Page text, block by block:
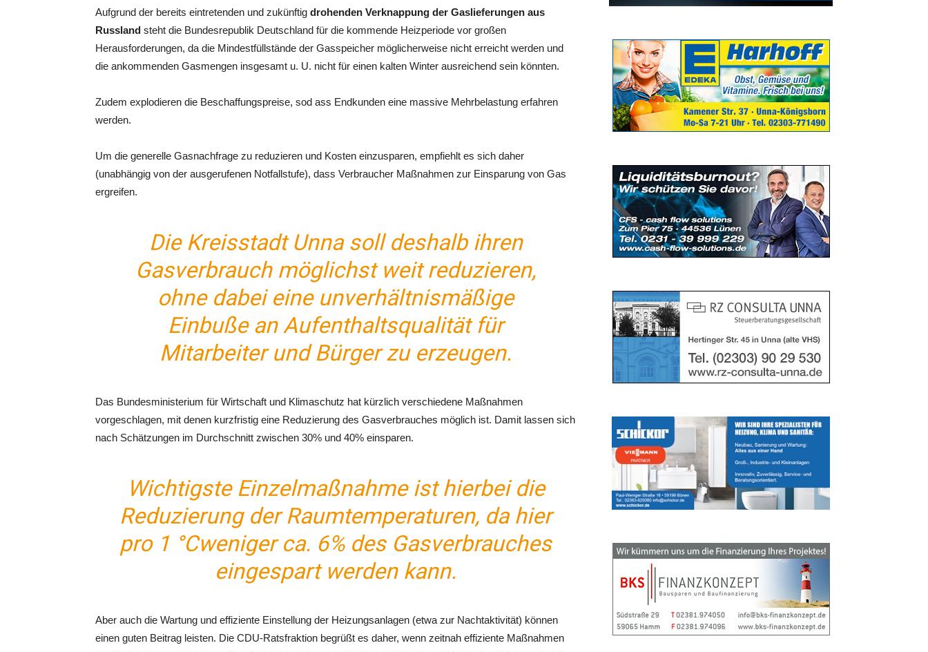
Aufgrund der bereits eintretenden und zukünftig drohenden Verknappung der Gaslieferungen aus
Russland steht die Bundesrepublik Deutschland für die kommende Heizperiode vor großen
Herausforderungen, da die Mindestfüllstände der Gasspeicher möglicherweise nicht erreicht werden und
die ankommenden Gasmengen insgesamt u. U. nicht für einen kalten Winter ausreichend sein könnten.
Zudem explodieren die Beschaffungspreise, sod ass Endkunden eine massive Mehrbelastung erfahren
werden.
Um die generelle Gasnachfrage zu reduzieren und Kosten einzusparen, empfiehlt es sich daher
(unabhängig von der ausgerufenen Notfallstufe), dass Verbraucher Maßnahmen zur Einsparung von Gas
ergreifen.
Die Kreisstadt Unna soll deshalb ihren
Gasverbrauch möglichst weit reduzieren,
ohne dabei eine unverhältnismäßige
Einbuße an Aufenthaltsqualität für
Mitarbeiter und Bürger zu erzeugen.
Das Bundesministerium für Wirtschaft und Klimaschutz hat kürzlich verschiedene Maßnahmen
vorgeschlagen, mit denen kurzfristig eine Reduzierung des Gasverbrauches möglich ist. Damit lassen sich
nach Schätzungen im Durchschnitt zwischen 30% und 40% einsparen.
Wichtigste Einzelmaßnahme ist hierbei die
Reduzierung der Raumtemperaturen, da hier
pro 1 °Cweniger ca. 6% des Gasverbrauches
eingespart werden kann.
Aber auch die Wartung und effiziente Einstellung der Heizungsanlagen (etwa zur Nachtaktivität) können
einen guten Beitrag leisten. Die CDU-Ratsfraktion begrüßt es daher, wenn zeitnah effiziente Maßnahmen